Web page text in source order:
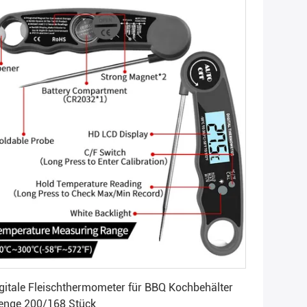
Fleischthermometer für BBQ Kochbehälter
200/168 Stück